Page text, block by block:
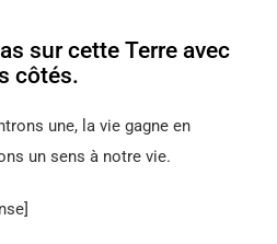
sur cette Terre avec
côtés.
une, la vie gagne en
un sens à notre vie.